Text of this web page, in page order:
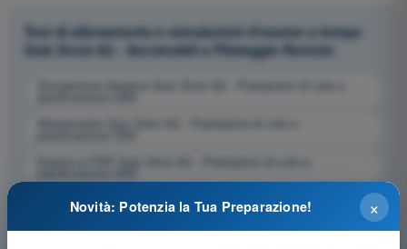
Test di allenamento e simulazioni d'esame a tempo
Quiz Droni A2 - Aeromobili a Pilotaggio Remoto
Simulazione d'esame Quiz Droni A2 - Prestazioni di volo e
Allenamento Quiz Droni A2 - Prestazioni di volo e
Esame in PDF Quiz Droni A2 - Prestazioni di volo e
×
Novità: Potenzia la Tua Preparazione!